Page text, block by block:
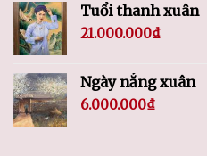
Tuổi thanh xuân
21.000.000₫
Ngày nắng xuân
6.000.000₫